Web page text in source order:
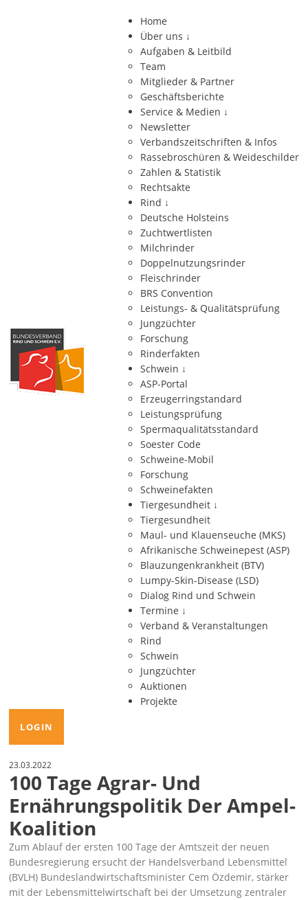
Home
Über uns ↓
Aufgaben & Leitbild
Team
Mitglieder & Partner
Geschäftsberichte
Service & Medien ↓
Newsletter
Verbandszeitschriften & Infos
Rassebroschüren & Weideschilder
Zahlen & Statistik
Rechtsakte
Rind ↓
Deutsche Holsteins
Zuchtwertlisten
Milchrinder
Doppelnutzungsrinder
Fleischrinder
BRS Convention
Leistungs- & Qualitätsprüfung
Jungzüchter
Forschung
Rinderfakten
Schwein ↓
ASP-Portal
Erzeugerringstandard
Leistungsprüfung
Spermaqualitätsstandard
Soester Code
Schweine-Mobil
Forschung
Schweinefakten
Tiergesundheit ↓
Tiergesundheit
Maul- und Klauenseuche (MKS)
Afrikanische Schweinepest (ASP)
Blauzungenkrankheit (BTV)
Lumpy-Skin-Disease (LSD)
Dialog Rind und Schwein
Termine ↓
Verband & Veranstaltungen
Rind
Schwein
Jungzüchter
Auktionen
Projekte
LOGIN
23.03.2022
100 Tage Agrar- Und
Ernährungspolitik Der Ampel-
Koalition
Zum Ablauf der ersten 100 Tage der Amtszeit der neuen
Bundesregierung ersucht der Handelsverband Lebensmittel
(BVLH) Bundeslandwirtschaftsminister Cem Özdemir, stärker
mit der Lebensmittelwirtschaft bei der Umsetzung zentraler